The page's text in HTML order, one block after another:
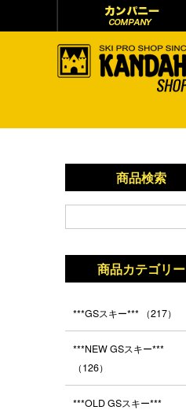
商品検索
商品カテゴリー
***GSスキー*** （217）
***NEW GSスキー***
（126）
***OLD GSスキー***